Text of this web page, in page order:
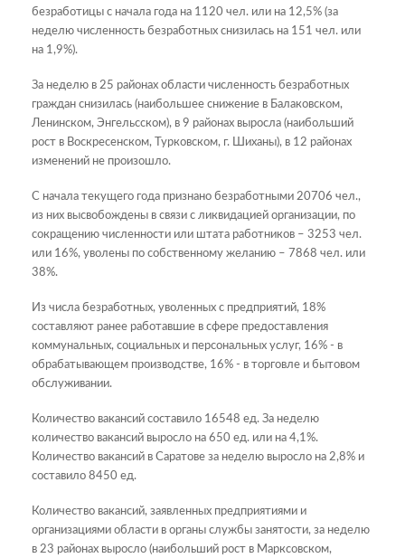
безработицы с начала года на 1120 чел. или на 12,5% (за
неделю численность безработных снизилась на 151 чел. или
на 1,9%).
За неделю в 25 районах области численность безработных
граждан снизилась (наибольшее снижение в Балаковском,
Ленинском, Энгельсском), в 9 районах выросла (наибольший
рост в Воскресенском, Турковском, г. Шиханы), в 12 районах
изменений не произошло.
С начала текущего года признано безработными 20706 чел.,
из них высвобождены в связи с ликвидацией организации, по
сокращению численности или штата работников – 3253 чел.
или 16%, уволены по собственному желанию – 7868 чел. или
38%.
Из числа безработных, уволенных с предприятий, 18%
составляют ранее работавшие в сфере предоставления
коммунальных, социальных и персональных услуг, 16% - в
обрабатывающем производстве, 16% - в торговле и бытовом
обслуживании.
Количество вакансий составило 16548 ед. За неделю
количество вакансий выросло на 650 ед. или на 4,1%.
Количество вакансий в Саратове за неделю выросло на 2,8% и
составило 8450 ед.
Количество вакансий, заявленных предприятиями и
организациями области в органы службы занятости, за неделю
в 23 районах выросло (наибольший рост в Марксовском,